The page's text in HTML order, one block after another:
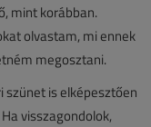
mint korábban.
olvastam, mi ennek
megosztani.
is elképesztően
visszagondolok,